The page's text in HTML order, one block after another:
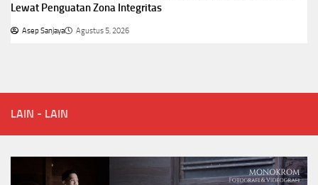
Lewat Penguatan Zona Integritas
Asep Sanjaya Agustus 5, 2026
LAIN - LAIN